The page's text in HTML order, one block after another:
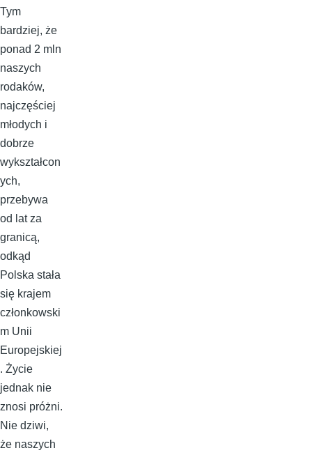
Tym
bardziej, że
ponad 2 mln
naszych
rodaków,
najczęściej
młodych i
dobrze
wykształcon
ych,
przebywa
od lat za
granicą,
odkąd
Polska stała
się krajem
członkowski
m Unii
Europejskiej
. Życie
jednak nie
znosi próżni.
Nie dziwi,
że naszych